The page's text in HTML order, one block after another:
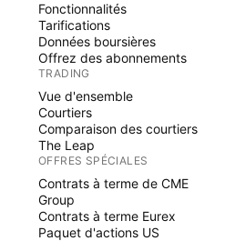
Fonctionnalités
Tarifications
Données boursières
Offrez des abonnements
TRADING
Vue d'ensemble
Courtiers
Comparaison des courtiers
The Leap
OFFRES SPÉCIALES
Contrats à terme de CME
Group
Contrats à terme Eurex
Paquet d'actions US